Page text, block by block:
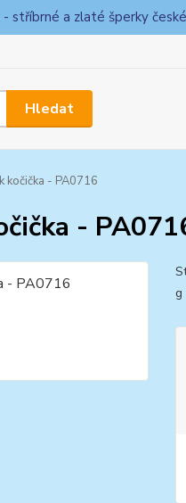
stříbrné a zlaté šperky
Hledat
kočička - PA0716
-
g